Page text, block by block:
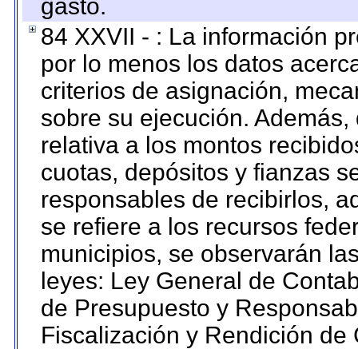
gasto.
84 XXVII - : La información
por lo menos los datos
criterios de asignación,
sobre su ejecución.
relativa a los montos
cuotas, depósitos y fianzas
responsables de recibirlos,
se refiere a los recursos
municipios, se observarán
leyes: Ley General de
de Presupuesto y
Fiscalización y Rendición